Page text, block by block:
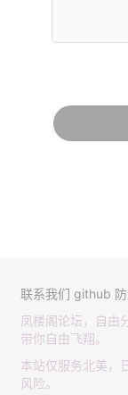
联系我们 github
凤楼阁论坛，自由
带你自由飞翔。
本站仅服务北美，
风险。